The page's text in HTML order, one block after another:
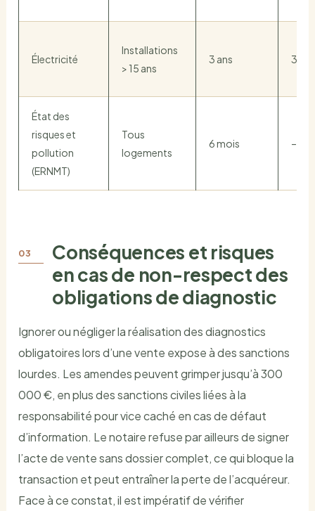
Électricité
Installations
> 15 ans
3 ans 3 ans
État des
risques et
pollution
(ERNMT)
Tous
logements
6 mois –
Conséquences et risques
en cas de non-respect des
obligations de diagnostic
Ignorer ou négliger la réalisation des diagnostics
obligatoires lors d’une vente expose à des sanctions
lourdes. Les amendes peuvent grimper jusqu’à 300
000 €, en plus des sanctions civiles liées à la
responsabilité pour vice caché en cas de défaut
d’information. Le notaire refuse par ailleurs de signer
l’acte de vente sans dossier complet, ce qui bloque la
transaction et peut entraîner la perte de l’acquéreur.
Face à ce constat, il est impératif de vérifier